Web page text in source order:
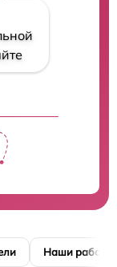
Наши работы